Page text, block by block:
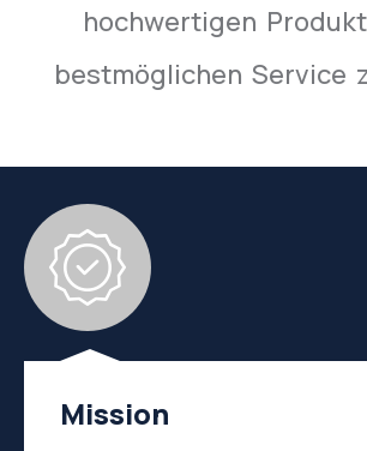
hochwertigen
bestmöglichen Service
Mission